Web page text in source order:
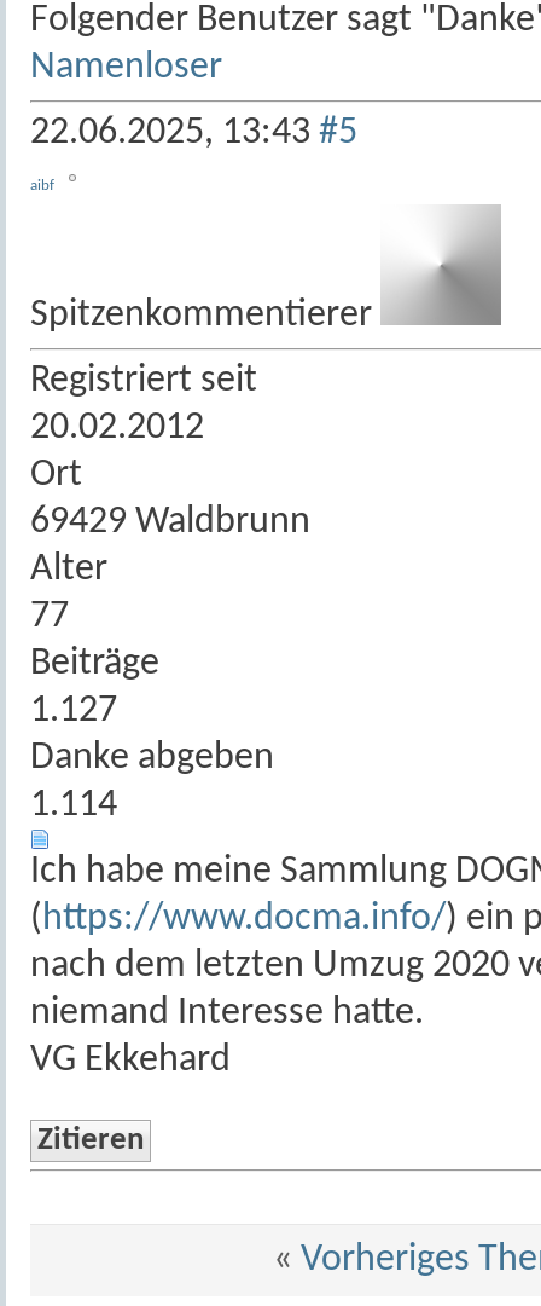
Folgender Benutzer sagt
Namenloser
22.06.2025, 13:43 #5
aibf
Spitzenkommentierer
Registriert seit
20.02.2012
Ort
69429 Waldbrunn
Alter
77
Beiträge
1.127
Danke abgeben
1.114
Ich habe meine Sammlung
(https://www.docma.info/) ein
nach dem letzten Umzug 2020
niemand Interesse hatte.
VG Ekkehard
Zitieren
« Vorheriges